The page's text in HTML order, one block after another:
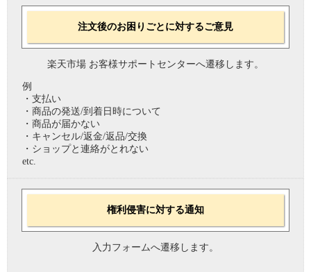
注文後のお困りごとに対するご意見
楽天市場 お客様サポートセンターへ遷移します。
例
・支払い
・商品の発送/到着日時について
・商品が届かない
・キャンセル/返金/返品/交換
・ショップと連絡がとれない
etc.
権利侵害に対する通知
入力フォームへ遷移します。